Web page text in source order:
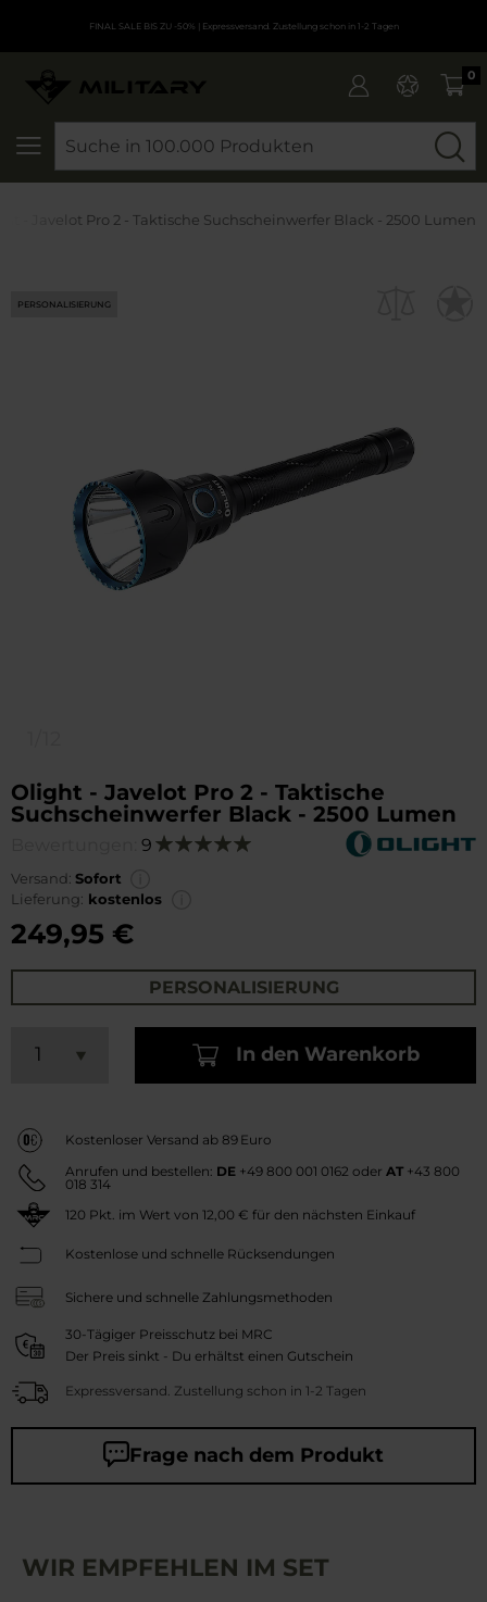
FINAL SALE BIS ZU -50% | Expressversand. Zustellung schon in 1-2 Tagen
0
- Javelot Pro 2 - Taktische Suchscheinwerfer Black - 2500 Lumen
PERSONALISIERUNG
Olight - Javelot Pro 2 - Taktische
Suchscheinwerfer Black - 2500 Lumen
9 Bewertung:
Versand: Sofort
Lieferung: kostenlos
249,95 €
PERSONALISIERUNG
In den Warenkorb
Kostenloser Versand ab 89 Euro
Anrufen und bestellen: DE +49 800 001 0162 oder AT +43 800
018 314
120 Pkt. im Wert von 12,00 € für den nächsten Einkauf
Kostenlose und schnelle Rücksendungen
Sichere und schnelle Zahlungsmethoden
30-Tägiger Preisschutz bei MRC
Der Preis sinkt - Du erhältst einen Gutschein
Expressversand. Zustellung schon in 1-2 Tagen
Frage nach dem Produkt
WIR EMPFEHLEN IM SET